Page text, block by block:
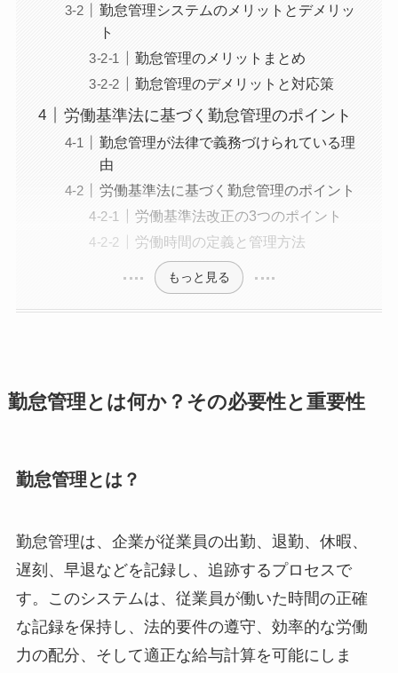
勤怠管理システムのメリットとデメリッ
ト
勤怠管理のメリットまとめ
勤怠管理のデメリットと対応策
労働基準法に基づく勤怠管理のポイント
勤怠管理が法律で義務づけられている理
由
労働基準法に基づく勤怠管理のポイント
労働基準法改正の3つのポイント
労働時間の定義と管理方法
もっと見る
勤怠管理とは何か？その必要性と重要性
勤怠管理とは？
勤怠管理は、企業が従業員の出勤、退勤、休暇、
遅刻、早退などを記録し、追跡するプロセスで
す。このシステムは、従業員が働いた時間の正確
な記録を保持し、法的要件の遵守、効率的な労働
力の配分、そして適正な給与計算を可能にしま